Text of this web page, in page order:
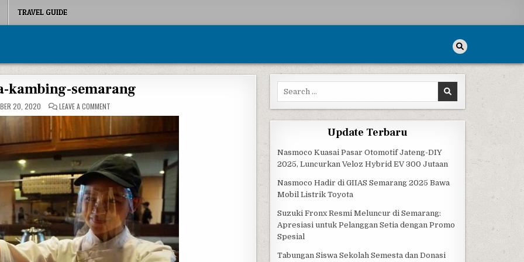
TRAVEL GUIDE
kambing-semarang
20, 2020 LEAVE A COMMENTON BARBEQUE-IGA-KAMBING-SEMARANG
Search for:
Update Terbaru
Nasmoco Kuasai Pasar Otomotif Jateng-DIY
2025, Luncurkan Veloz Hybrid EV 300 Jutaan
Nasmoco Hadir di GIIAS Semarang 2025 Bawa
Mobil Listrik Toyota
Suzuki Fronx Resmi Meluncur di Semarang:
Apresiasi untuk Pelanggan Setia dengan Promo
Spesial
Tabungan Siswa Sekolah Semesta dan Donasi